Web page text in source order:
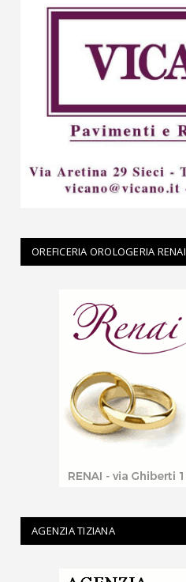
OREFICERIA OROLOGERIA RENAI
AGENZIA TIZIANA